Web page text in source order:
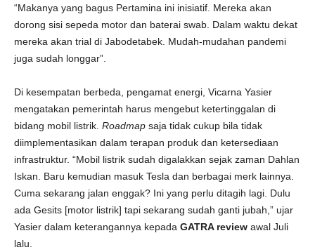
“Makanya yang bagus Pertamina ini inisiatif. Mereka akan
dorong sisi sepeda motor dan baterai swab. Dalam waktu dekat
mereka akan trial di Jabodetabek. Mudah-mudahan pandemi
juga sudah longgar”.
Di kesempatan berbeda, pengamat energi, Vicarna Yasier
mengatakan pemerintah harus mengebut ketertinggalan di
bidang mobil listrik. Roadmap saja tidak cukup bila tidak
diimplementasikan dalam terapan produk dan ketersediaan
infrastruktur. “Mobil listrik sudah digalakkan sejak zaman Dahlan
Iskan. Baru kemudian masuk Tesla dan berbagai merk lainnya.
Cuma sekarang jalan enggak? Ini yang perlu ditagih lagi. Dulu
ada Gesits [motor listrik] tapi sekarang sudah ganti jubah,” ujar
Yasier dalam keterangannya kepada GATRA review awal Juli
lalu.